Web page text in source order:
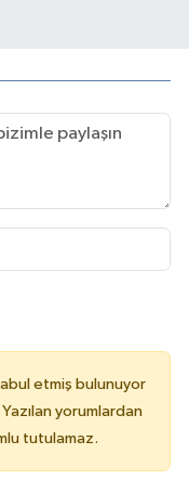
etmiş bulunuyor
yorumlardan
tutulamaz.